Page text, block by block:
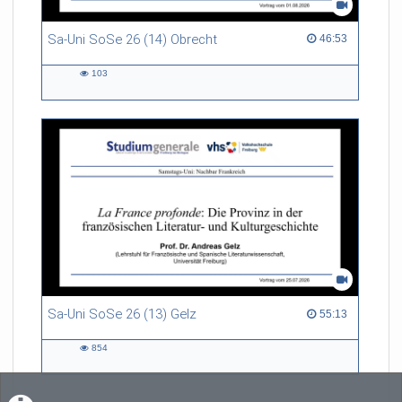
Sa-Uni SoSe 26 (14) Obrecht 46:53
46:53 duration
103
Sa-Uni SoSe 26 (13) Gelz 55:13
55:13 duration
854